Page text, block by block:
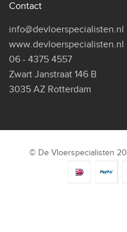
Contact
info@devloerspecialisten.nl
www.devloerspecialisten.nl
06 - 4375 4557
Zwart Janstraat 146 B
3035 AZ Rotterdam
© De Vloerspecialisten